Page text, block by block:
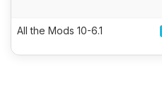
All the Mods 10-6.1